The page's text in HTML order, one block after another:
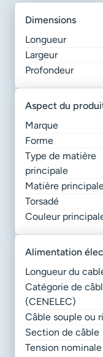
dimensions
Longueur
Largeur
Profondeur
aspect du
Marque
Forme
Type de matière
principale
Matière
Torsadé
Couleur
alimentation
Longueur du
Catégorie de
(CENELEC)
Câble souple ou
Section de câble
Tension nominale